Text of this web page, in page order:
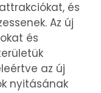
és
Az új
és
az új
nyitásának